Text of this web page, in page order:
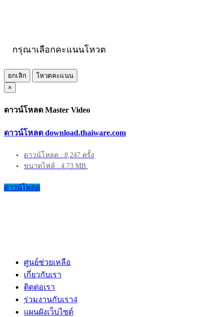
กรุณาเลือกคะแนนโหวต
ยกเลิก
โหวตคะแนน
×
ดาวน์โหลด Master Video
ดาวน์โหลด download.thaiware.com
ดาวน์โหลด : 8,247 ครั้ง
ขนาดไฟล์ : 4.73 MB.
ดาวน์โหลด
ศูนย์ช่วยเหลือ
เกี่ยวกับเรา
ติดต่อเรา
ร่วมงานกับเรา4
แผนผังเว็บไซต์